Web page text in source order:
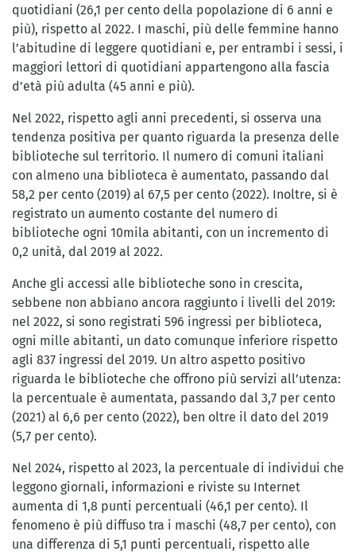
quotidiani (26,1 per cento della popolazione di 6 anni e
più), rispetto al 2022. I maschi, più delle femmine hanno
l’abitudine di leggere quotidiani e, per entrambi i sessi, i
maggiori lettori di quotidiani appartengono alla fascia
d’età più adulta (45 anni e più).
Nel 2022, rispetto agli anni precedenti, si osserva una
tendenza positiva per quanto riguarda la presenza delle
biblioteche sul territorio. Il numero di comuni italiani
con almeno una biblioteca è aumentato, passando dal
58,2 per cento (2019) al 67,5 per cento (2022). Inoltre, si è
registrato un aumento costante del numero di
biblioteche ogni 10mila abitanti, con un incremento di
0,2 unità, dal 2019 al 2022.
Anche gli accessi alle biblioteche sono in crescita,
sebbene non abbiano ancora raggiunto i livelli del 2019:
nel 2022, si sono registrati 596 ingressi per biblioteca,
ogni mille abitanti, un dato comunque inferiore rispetto
agli 837 ingressi del 2019. Un altro aspetto positivo
riguarda le biblioteche che offrono più servizi all’utenza:
la percentuale è aumentata, passando dal 3,7 per cento
(2021) al 6,6 per cento (2022), ben oltre il dato del 2019
(5,7 per cento).
Nel 2024, rispetto al 2023, la percentuale di individui che
leggono giornali, informazioni e riviste su Internet
aumenta di 1,8 punti percentuali (46,1 per cento). Il
fenomeno è più diffuso tra i maschi (48,7 per cento), con
una differenza di 5,1 punti percentuali, rispetto alle